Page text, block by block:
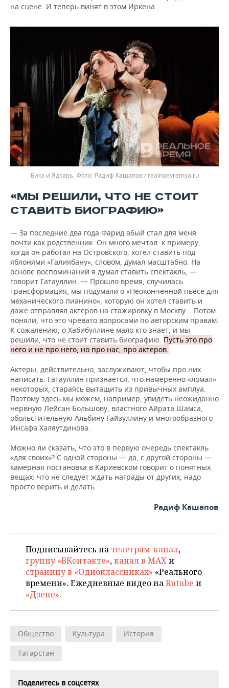
на сцене. И теперь винят в этом Иркена.
Бикэ и Ядкарь. Радиф Кашапов / realnoevremya.ru
«МЫ РЕШИЛИ, ЧТО НЕ СТОИТ
СТАВИТЬ БИОГРАФИЮ»
— За последние два года Фарид абый стал для меня
почти как родственник. Он много мечтал: к примеру,
когда он работал на Островского, хотел ставить под
яблонями «Галиябану», словом, думал масштабно. На
основе воспоминаний я думал ставить спектакль, —
говорит Гатауллин. — Прошло время, случилась
трансформация, мы подумали о «Неоконченной пьесе для
механического пианино», которую он хотел ставить и
даже отправлял актеров на стажировку в Москву... Потом
поняли, что это чревато вопросами по авторским правам.
К сожалению, о Хабибуллине мало кто знает, и мы
решили, что не стоит ставить биографию. Пусть это про
него и не про него, но про нас, про актеров.
Актеры, действительно, заслуживают, чтобы про них
написать. Гатауллин признается, что намеренно «ломал»
некоторых, стараясь вытащить из привычных амплуа.
Поэтому здесь мы можем, например, увидеть неожиданно
нервную Лейсан Большову, властного Айрата Шамса,
обольстительную Альбину Гайзуллину и многообразного
Инсафа Халяутдинова.
Можно ли сказать, что это в первую очередь спектакль
«для своих»? С одной стороны — да, с другой стороны —
камерная постановка в Кариевском говорит о понятных
вещах: что не следует ждать награды от других, надо
просто верить и делать.
Радиф Кашапов
Подписывайтесь на телеграм-канал,
группу «ВКонтакте»,канал в MAXи
страницу в «Одноклассниках» «Реального
времени». Ежедневные видео наRutube и
«Дзене».
Общество Культура
История
Татарстан
Поделитесь в соцсетях